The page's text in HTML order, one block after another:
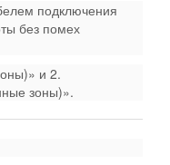
подключения
без помех
и 2.
зоны)».